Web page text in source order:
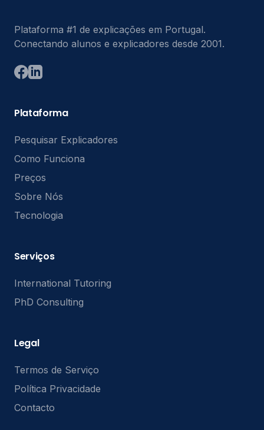
Plataforma #1 de explicações em Portugal.
Conectando alunos e explicadores desde 2001.
Plataforma
Pesquisar Explicadores
Como Funciona
Preços
Sobre Nós
Tecnologia
Serviços
International Tutoring
PhD Consulting
Legal
Termos de Serviço
Política Privacidade
Contacto